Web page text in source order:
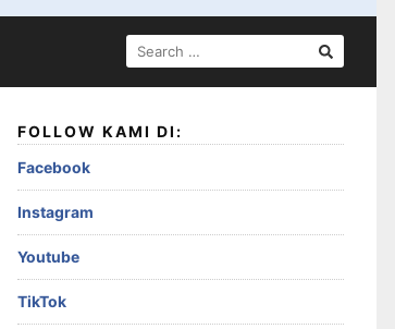
SEARCH
FOR:
FOLLOW KAMI DI:
Facebook
Instagram
Youtube
TikTok